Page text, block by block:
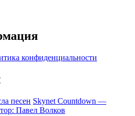
конфиденциальности
песен Skynet Countdown —
Павел Волков